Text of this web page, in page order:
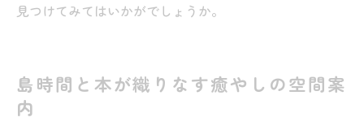
見つけてみてはいかがでしょうか。
島時間と本が織りなす癒やしの空間案
内